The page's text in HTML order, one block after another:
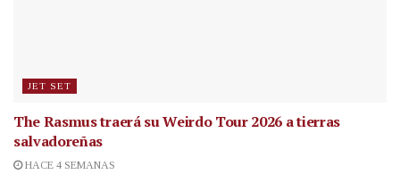
JET SET
The Rasmus traerá su Weirdo Tour 2026 a tierras
salvadoreñas
HACE 4 SEMANAS